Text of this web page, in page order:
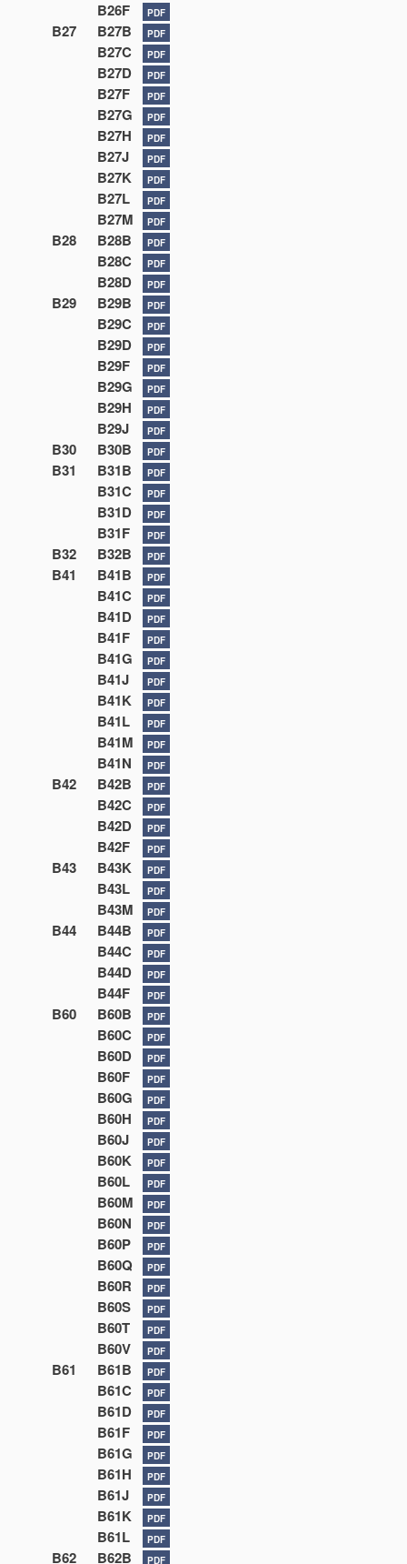
B26F PDF
B27 B27B PDF
B27C PDF
B27D PDF
B27F PDF
B27G PDF
B27H PDF
B27J PDF
B27K PDF
B27L PDF
B27M PDF
B28 B28B PDF
B28C PDF
B28D PDF
B29 B29B PDF
B29C PDF
B29D PDF
B29F PDF
B29G PDF
B29H PDF
B29J PDF
B30 B30B PDF
B31 B31B PDF
B31C PDF
B31D PDF
B31F PDF
B32 B32B PDF
B41 B41B PDF
B41C PDF
B41D PDF
B41F PDF
B41G PDF
B41J PDF
B41K PDF
B41L PDF
B41M PDF
B41N PDF
B42 B42B PDF
B42C PDF
B42D PDF
B42F PDF
B43 B43K PDF
B43L PDF
B43M PDF
B44 B44B PDF
B44C PDF
B44D PDF
B44F PDF
B60 B60B PDF
B60C PDF
B60D PDF
B60F PDF
B60G PDF
B60H PDF
B60J PDF
B60K PDF
B60L PDF
B60M PDF
B60N PDF
B60P PDF
B60Q PDF
B60R PDF
B60S PDF
B60T PDF
B60V PDF
B61 B61B PDF
B61C PDF
B61D PDF
B61F PDF
B61G PDF
B61H PDF
B61J PDF
B61K PDF
B61L PDF
B62 B62B PDF